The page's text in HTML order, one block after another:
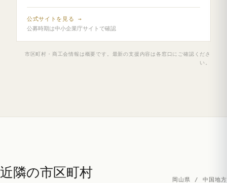
公式サイトを見る →
公募時期は中小企業庁サイトで確認
市区町村・商工会情報は概要です。最新の支援内容は各窓口にご確認くださ
い。
近隣の市区町村 岡山県 / 中国地方